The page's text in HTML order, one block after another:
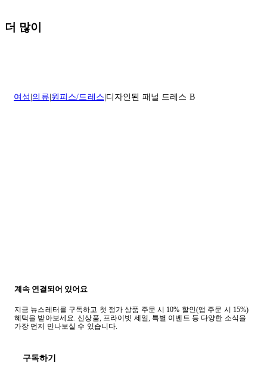
더 많이
여성 의류 원피스/드레스 디자인된 패널 드레스 B
계속 연결되어 있어요
지금 뉴스레터를 구독하고 첫 정가 상품 주문 시 10% 할인(앱 주문 시 15%)
혜택을 받아보세요. 신상품, 프라이빗 세일, 특별 이벤트 등 다양한 소식을
가장 먼저 만나보실 수 있습니다.
구독하기